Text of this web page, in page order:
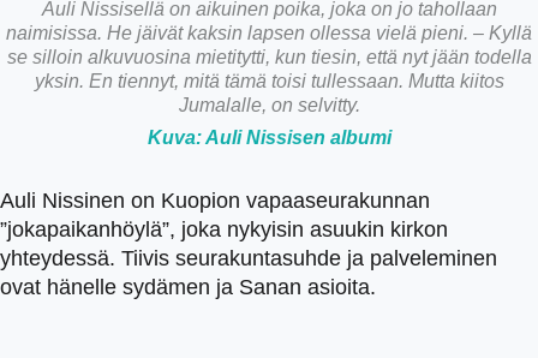
Auli Nissisellä on aikuinen poika, joka on jo tahollaan
naimisissa. He jäivät kaksin lapsen ollessa vielä pieni. – Kyllä
se silloin alkuvuosina mietitytti, kun tiesin, että nyt jään todella
yksin. En tiennyt, mitä tämä toisi tullessaan. Mutta kiitos
Jumalalle, on selvitty.
Kuva: Auli Nissisen albumi
Auli Nissinen on Kuopion vapaaseurakunnan
”jokapaikanhöylä”, joka nykyisin asuukin kirkon
yhteydessä. Tiivis seurakuntasuhde ja palveleminen
ovat hänelle sydämen ja Sanan asioita.